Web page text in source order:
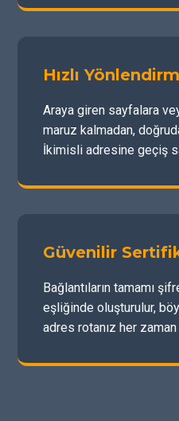
Hızlı
Araya giren sayfalara
maruz kalmadan,
İkimisli adresine geçiş
Güvenilir
Bağlantıların tamamı
eşliğinde oluşturulur,
adres rotanız her zaman